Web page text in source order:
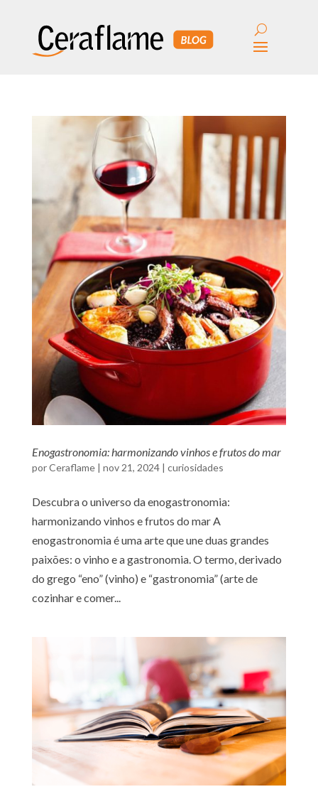
Enogastronomia: harmonizando vinhos e frutos do mar
porCeraflame| nov 21, 2024| curiosidades
Descubra o universo da enogastronomia:
harmonizando vinhos e frutos do mar A
enogastronomia é uma arte que une duas grandes
paixões: o vinho e a gastronomia. O termo, derivado
do grego “eno” (vinho) e “gastronomia” (arte de
cozinhar e comer...